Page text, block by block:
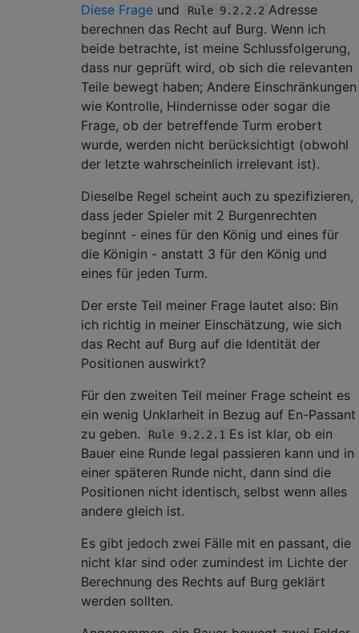
Diese Frage und Rule 9.2.2.2 Adresse
berechnen das Recht auf Burg. Wenn ich
beide betrachte, ist meine Schlussfolgerung,
dass nur geprüft wird, ob sich die relevanten
Teile bewegt haben; Andere Einschränkungen
wie Kontrolle, Hindernisse oder sogar die
Frage, ob der betreffende Turm erobert
wurde, werden nicht berücksichtigt (obwohl
der letzte wahrscheinlich irrelevant ist).
Dieselbe Regel scheint auch zu spezifizieren,
dass jeder Spieler mit 2 Burgenrechten
beginnt - eines für den König und eines für
die Königin - anstatt 3 für den König und
eines für jeden Turm.
Der erste Teil meiner Frage lautet also: Bin
ich richtig in meiner Einschätzung, wie sich
das Recht auf Burg auf die Identität der
Positionen auswirkt?
Für den zweiten Teil meiner Frage scheint es
ein wenig Unklarheit in Bezug auf En-Passant
zu geben.
Rule 9.2.2.1 Es ist klar, ob ein
Bauer eine Runde legal passieren kann und in
einer späteren Runde nicht, dann sind die
Positionen nicht identisch, selbst wenn alles
andere gleich ist.
Es gibt jedoch zwei Fälle mit en passant, die
nicht klar sind oder zumindest im Lichte der
Berechnung des Rechts auf Burg geklärt
werden sollten.